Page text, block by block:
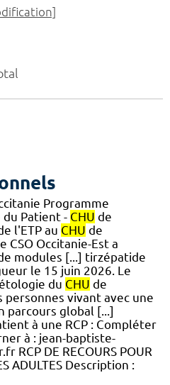
Programme
Patient - CHU de
l'ETP au CHU de
CSO Occitanie-Est a
modules [...] tirzépatide
le 15 juin 2026. Le
du CHU de
vivant avec une
parcours global [...]
à une RCP : Compléter
à : jean-baptiste-
RCP DE RECOURS POUR
ADULTES Description :